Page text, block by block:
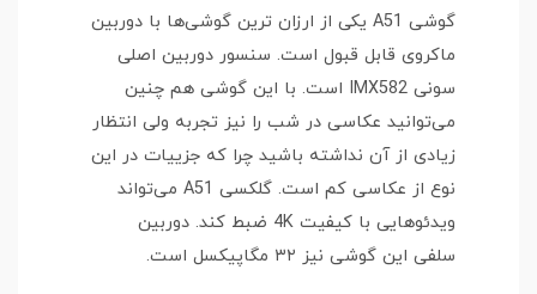
گوشی A51 یکی از ارزان ترین گوشی‌ها با دوربین
ماکروی قابل قبول است. سنسور دوربین اصلی
سونی IMX582 است. با این گوشی هم چنین
می‌توانید عکاسی در شب را نیز تجربه ولی انتظار
زیادی از آن نداشته باشید چرا که جزییات در این
نوع از عکاسی کم است. گلکسی A51 می‌تواند
ویدئوهایی با کیفیت 4K ضبط کند. دوربین
سلفی این گوشی نیز ۳۲ مگاپیکسل است.